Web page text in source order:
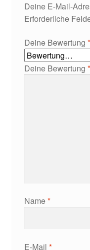
Deine E-Mail-
Erforderliche
Deine Bewertung *
Deine Bewertung *
Name*
E-Mail *